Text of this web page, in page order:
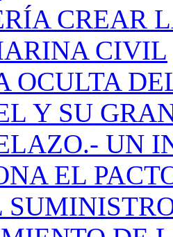
CREAR
CIVIL
OCULTA
Y SU
UN
EL